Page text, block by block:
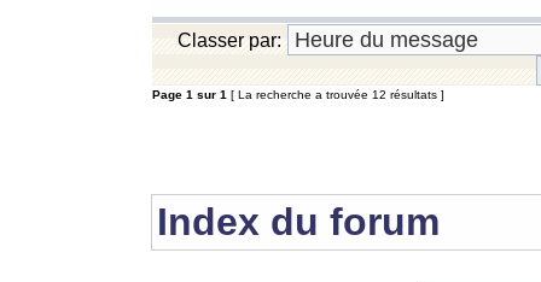
Classer par:
Page 1 sur 1 [ La recherche a trouvée 12 résultats ]
Index du forum